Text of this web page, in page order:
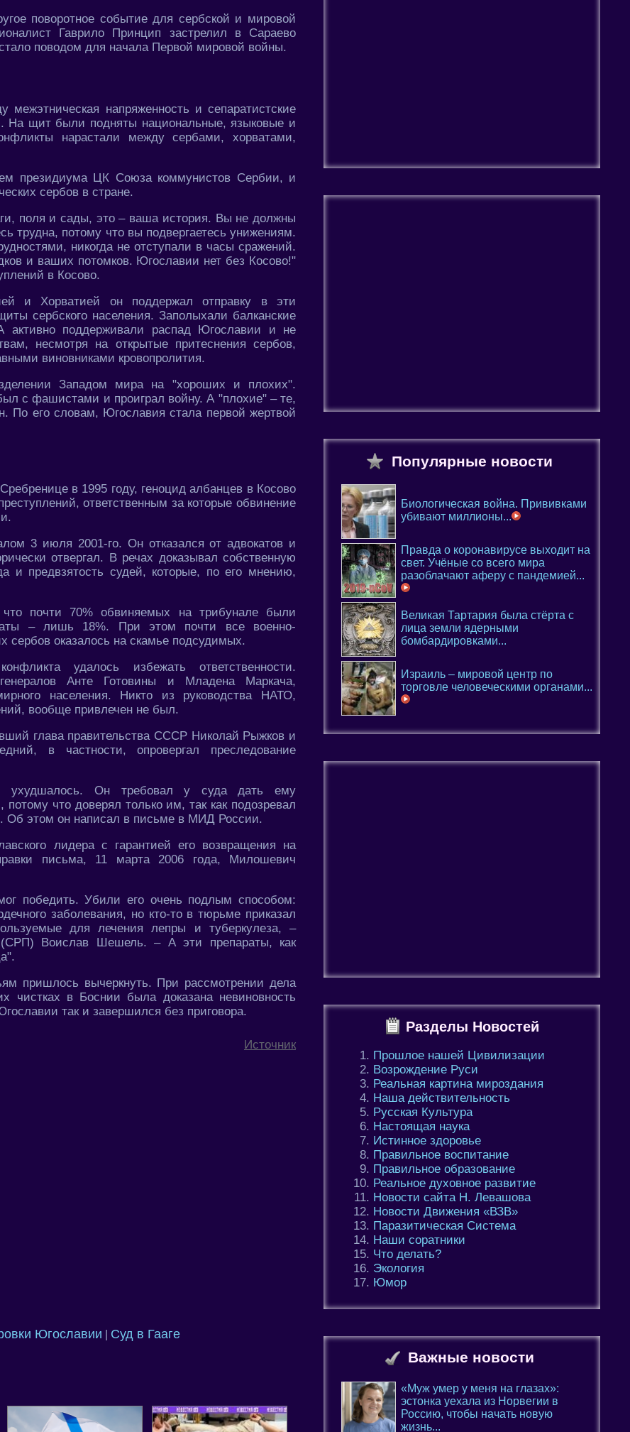
поворотное событие для сербской и мировой
Гаврило Принцип застрелил в Сараево
поводом для начала Первой мировой войны.
напряженность и сепаратистские
На щит были подняты национальные, языковые и
нарастали между сербами, хорватами,
президиума ЦК Союза коммунистов Сербии, и
сербов в стране.
поля и сады, это – ваша история. Вы не должны
трудна, потому что вы подвергаетесь унижениям.
никогда не отступали в часы сражений.
и ваших потомков. Югославии нет без Косово!"
в Косово.
и Хорватией он поддержал отправку в эти
сербского населения. Заполыхали балканские
поддерживали распад Югославии и не
несмотря на открытые притеснения сербов,
виновниками кровопролития.
Западом мира на "хороших и плохих".
с фашистами и проиграл войну. А "плохие" – те,
По его словам, Югославия стала первой жертвой
в 1995 году, геноцид албанцев в Косово
ответственным за которые обвинение
3 июля 2001-го. Он отказался от адвокатов и
отвергал. В речах доказывал собственную
и предвзятость судей, которые, по его мнению,
почти 70% обвиняемых на трибунале были
– лишь 18%. При этом почти все военно-
сербов оказалось на скамье подсудимых.
удалось избежать ответственности.
Анте Готовины и Младена Маркача,
населения. Никто из руководства НАТО,
вообще привлечен не был.
глава правительства СССР Николай Рыжков и
в частности, опровергал преследование
ухудшалось. Он требовал у суда дать ему
что доверял только им, так как подозревал
Об этом он написал в письме в МИД России.
лидера с гарантией его возвращения на
письма, 11 марта 2006 года, Милошевич
победить. Убили его очень подлым способом:
заболевания, но кто-то в тюрьме приказал
для лечения лепры и туберкулеза, –
(СРП) Воислав Шешель. – А эти препараты, как
пришлось вычеркнуть. При рассмотрении дела
чистках в Боснии была доказана невиновность
так и завершился без приговора.
Источник
Югославии Суд в Гааге
Популярные новости
Биологическая война. Прививками
убивают миллионы...
Правда о коронавирусе выходит на
свет. Учёные со всего мира
разоблачают аферу с пандемией...
Великая Тартария была стёрта с
лица земли ядерными
бомбардировками...
Израиль – мировой центр по
торговле человеческими органами...
Разделы Новостей
Прошлое нашей Цивилизации
Возрождение Руси
Реальная картина мироздания
Наша действительность
Русская Культура
Настоящая наука
Истинное здоровье
Правильное воспитание
Правильное образование
Реальное духовное развитие
Новости сайта Н. Левашова
Новости Движения «ВЗВ»
Паразитическая Система
Наши соратники
Что делать?
Экология
Юмор
Важные новости
«Муж умер у меня на глазах»:
эстонка уехала из Норвегии в
Россию, чтобы начать новую
жизнь...